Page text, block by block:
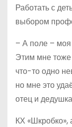
Работать с
выбором
– А поле – моя
Этим мне тоже
что-то одно
но мне это
отец и
КХ «Шкробко»,